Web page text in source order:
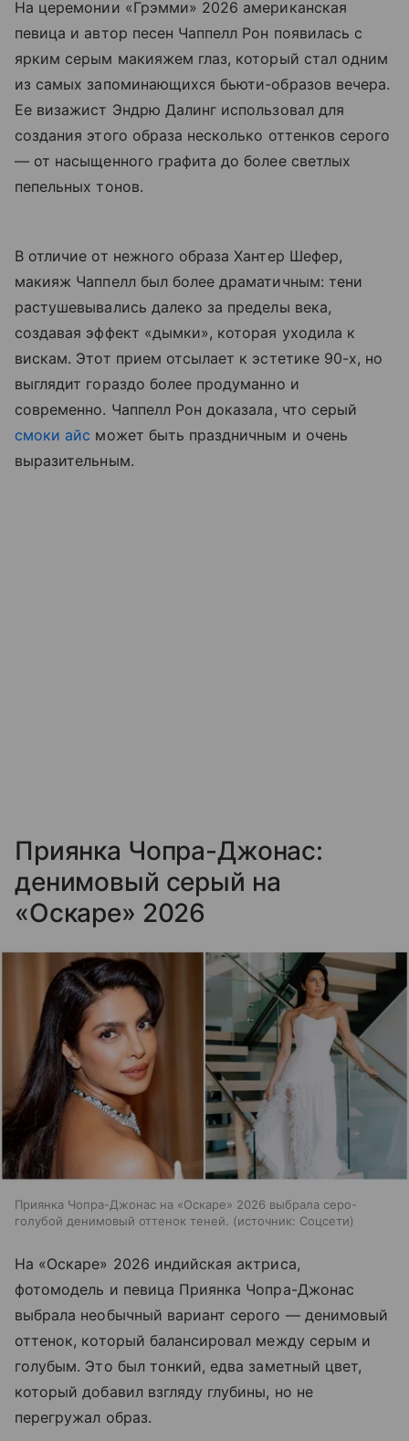
На церемонии «Грэмми» 2026 американская
певица и автор песен Чаппелл Рон появилась с
ярким серым макияжем глаз, который стал одним
из самых запоминающихся бьюти-образов вечера.
Ее визажист Эндрю Далинг использовал для
создания этого образа несколько оттенков серого
— от насыщенного графита до более светлых
пепельных тонов.
В отличие от нежного образа Хантер Шефер,
макияж Чаппелл был более драматичным: тени
растушевывались далеко за пределы века,
создавая эффект «дымки», которая уходила к
вискам. Этот прием отсылает к эстетике 90-х, но
выглядит гораздо более продуманно и
современно. Чаппелл Рон доказала, что серый
смоки айс может быть праздничным и очень
выразительным.
Приянка Чопра-Джонас:
денимовый серый на
«Оскаре» 2026
Приянка Чопра-Джонас на «Оскаре» 2026 выбрала серо-
голубой денимовый оттенок теней.
источник: Соцсети
На «Оскаре» 2026 индийская актриса,
фотомодель и певица Приянка Чопра-Джонас
выбрала необычный вариант серого — денимовый
оттенок, который балансировал между серым и
голубым. Это был тонкий, едва заметный цвет,
который добавил взгляду глубины, но не
перегружал образ.